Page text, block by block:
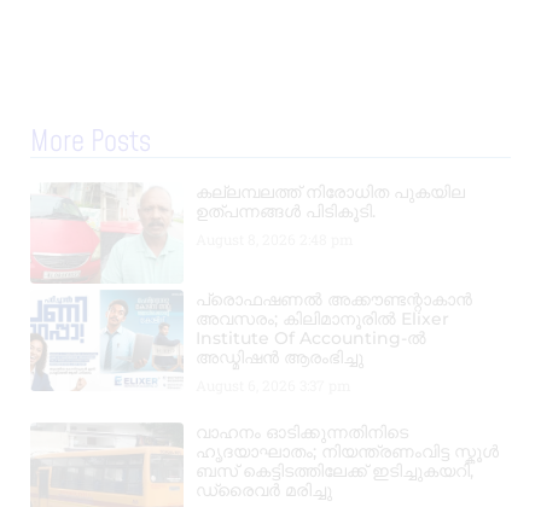
More Posts
കല്ലമ്പലത്ത് നിരോധിത പുകയില
ഉത്പന്നങ്ങൾ പിടികൂടി.
പ്രൊഫഷണൽ അക്കൗണ്ടന്റാകാൻ
അവസരം; കിലിമാനൂരിൽ Elixer
Institute Of Accounting-ൽ
അഡ്മിഷൻ ആരംഭിച്ചു
വാഹനം ഓടിക്കുന്നതിനിടെ
ഹൃദയാഘാതം; നിയന്ത്രണംവിട്ട സ്കൂൾ
ബസ് കെട്ടിടത്തിലേക്ക് ഇടിച്ചുകയറി,
ഡ്രൈവർ മരിച്ചു